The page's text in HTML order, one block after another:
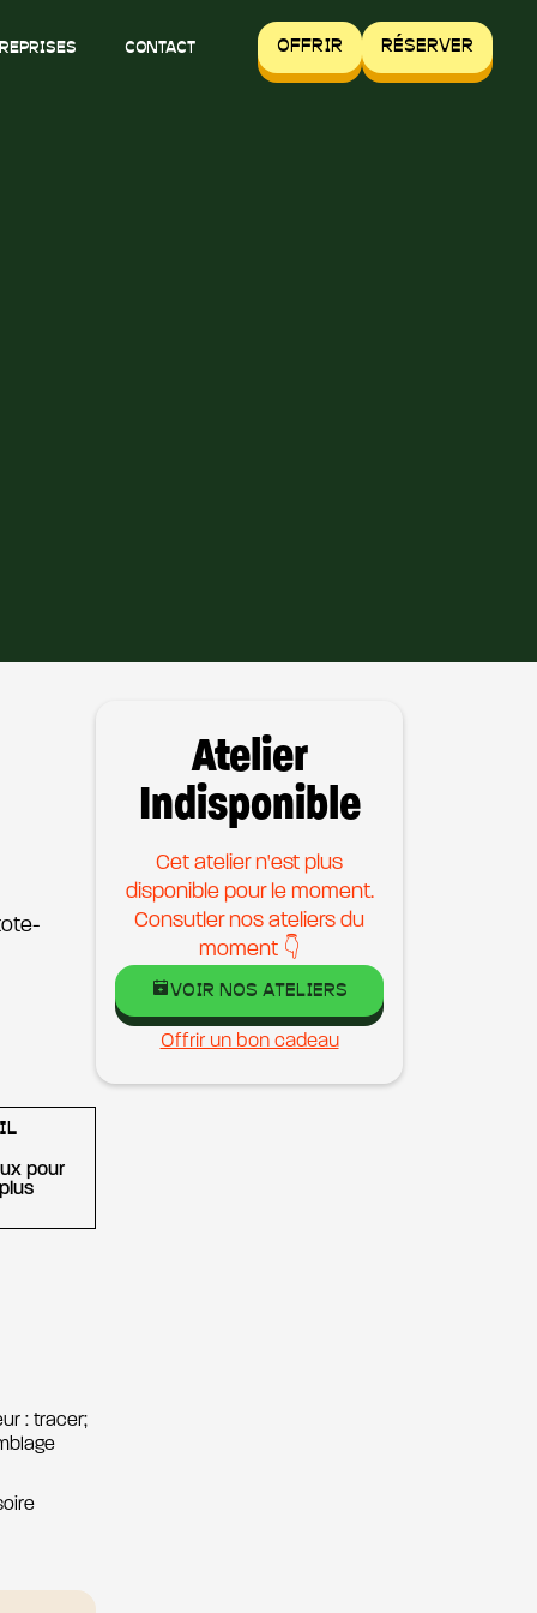
CONTACT OFFRIR RÉSERVER
pour
: tracer;
Atelier
Indisponible
Cet atelier n'est plus
disponible pour le moment.
Consutler nos ateliers du
moment 👇
VOIR NOS ATELIERS
Offrir un bon cadeau